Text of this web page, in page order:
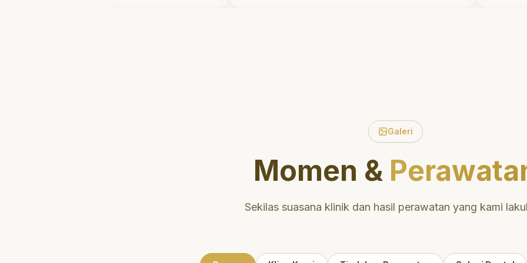
Galeri
Momen &
Sekilas suasana klinik dan hasil perawatan yang kami